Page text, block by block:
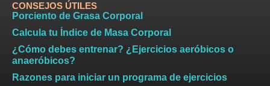
CONSEJOS ÚTILES
Porciento de Grasa Corporal
Calcula tu Índice de Masa Corporal
¿Cómo debes entrenar? ¿Ejercicios aeróbicos o
anaeróbicos?
Razones para iniciar un programa de ejercicios